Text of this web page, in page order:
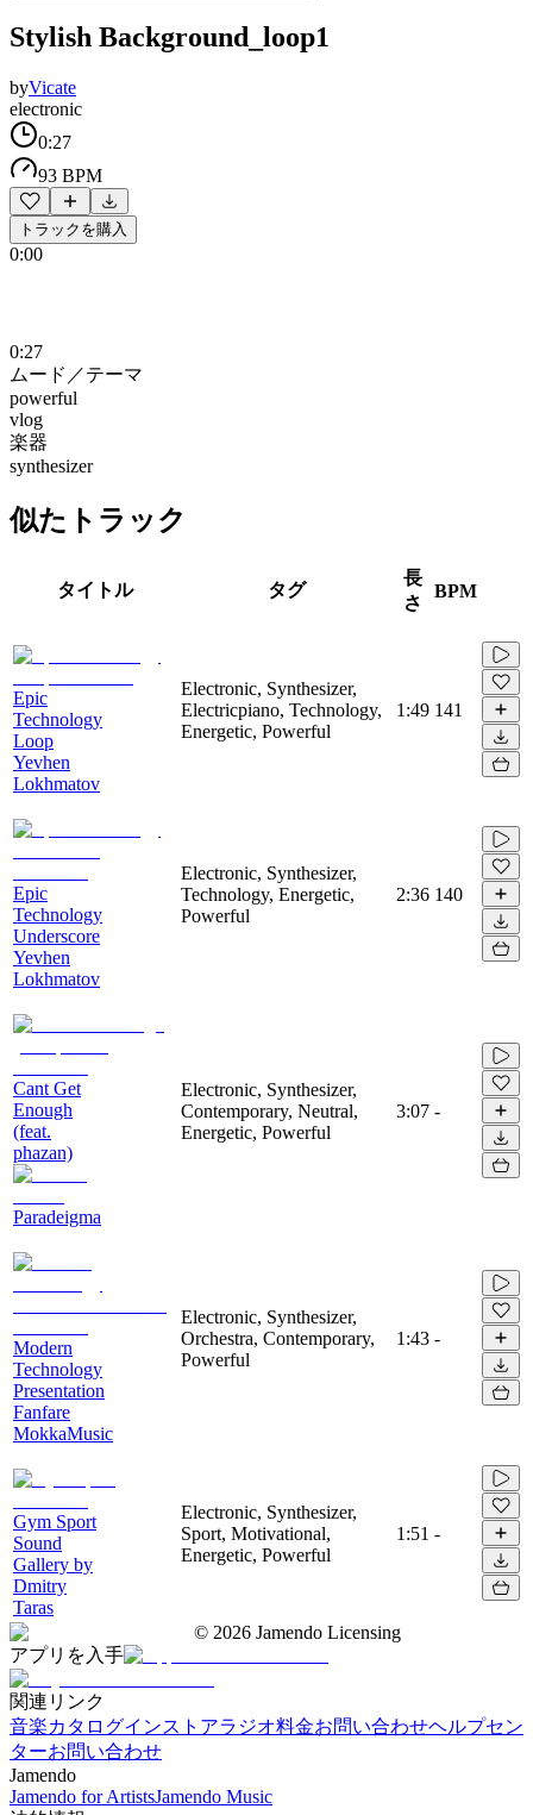
Stylish Background_loop1
byVicate
electronic
0:27
93 BPM
トラックを購入
0:00
0:27
ムード／テーマ
powerful
vlog
楽器
synthesizer
似たトラック
タイトル タグ
長
さ
BPM
Epic
Technology
Loop
Yevhen
Lokhmatov
Electronic, Synthesizer,
Electricpiano, Technology,
Energetic, Powerful
1:49 141
Epic
Technology
Underscore
Yevhen
Lokhmatov
Electronic, Synthesizer,
Technology, Energetic,
Powerful
2:36 140
Cant Get
Enough
(feat.
phazan)
Paradeigma
Electronic, Synthesizer,
Contemporary, Neutral,
Energetic, Powerful
3:07 -
Modern
Technology
Presentation
Fanfare
MokkaMusic
Electronic, Synthesizer,
Orchestra, Contemporary,
Powerful
1:43 -
Gym Sport
Sound
Gallery by
Dmitry
Taras
Electronic, Synthesizer,
Sport, Motivational,
Energetic, Powerful
1:51 -
© 2026 Jamendo Licensing
アプリを入手
関連リンク
音楽カタログインストアラジオ料金お問い合わせヘルプセン
ターお問い合わせ
Jamendo
Jamendo for ArtistsJamendo Music